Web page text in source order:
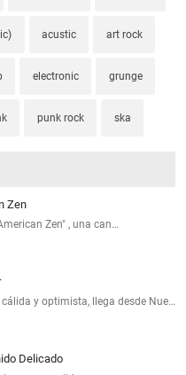
acustic art rock
electronic grunge
punk rock ska
Zen
Zen" , una can…
y optimista, llega desde Nue…
Delicado